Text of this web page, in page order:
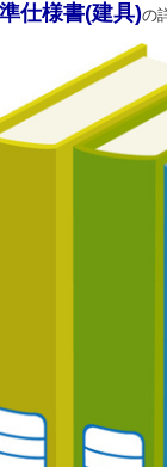
仕様書(建具)の